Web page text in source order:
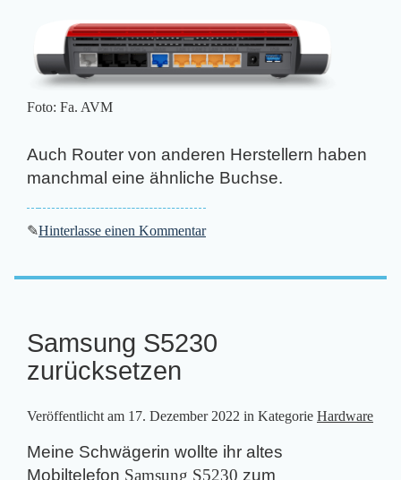
Foto: Fa. AVM
Auch Router von anderen Herstellern haben
manchmal eine ähnliche Buchse.
✎Hinterlasse einen Kommentar
Samsung S5230
zurücksetzen
Veröffentlicht am 17. Dezember 2022 in Kategorie Hardware
Meine Schwägerin wollte ihr altes
Mobiltelefon Samsung S5230 zum